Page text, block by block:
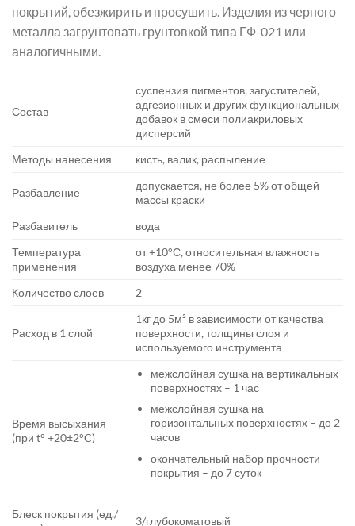
покрытий, обезжирить и просушить. Изделия из черного
металла загрунтовать грунтовкой типа ГФ-021 или
аналогичными.
Состав
суспензия пигментов, загустителей,
адгезионных и других функциональных
добавок в смеси полиакриловых
дисперсий
Методы нанесения
кисть, валик, распыление
Разбавление
допускается, не более 5% от общей
массы краски
Разбавитель
вода
Температура
применения
от +10°С, относительная влажность
воздуха менее 70%
Количество слоев
2
Расход в 1 слой
1кг до 5м² в зависимости от качества
поверхности, толщины слоя и
используемого инструмента
Время высыхания
(при t° +20±2°C)
межслойная сушка на вертикальных
поверхностях – 1 час
межслойная сушка на
горизонтальных поверхностях – до 2
часов
окончательный набор прочности
покрытия – до 7 суток
Блеск покрытия (ед./
3/глубокоматовый